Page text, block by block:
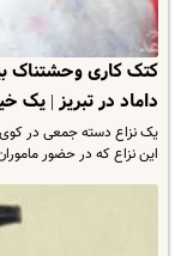
کتک کاری وحشتناک
داماد در تبریز | یک
یک نزاع دسته جمعی در کوی
این نزاع که در حضور